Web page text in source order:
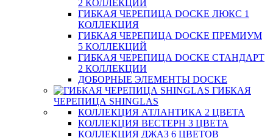
2 КОЛЛЕКЦИИ
ГИБКАЯ ЧЕРЕПИЦА DOCKE ЛЮКС 1
КОЛЛЕКЦИЯ
ГИБКАЯ ЧЕРЕПИЦА DOCKE ПРЕМИУМ
5 КОЛЛЕКЦИЙ
ГИБКАЯ ЧЕРЕПИЦА DOCKE СТАНДАРТ
2 КОЛЛЕКЦИИ
ДОБОРНЫЕ ЭЛЕМЕНТЫ DOCKE
ГИБКАЯ
ЧЕРЕПИЦА SHINGLAS
КОЛЛЕКЦИЯ АТЛАНТИКА 2 ЦВЕТА
КОЛЛЕКЦИЯ ВЕСТЕРН 3 ЦВЕТА
КОЛЛЕКЦИЯ ДЖАЗ 6 ЦВЕТОВ